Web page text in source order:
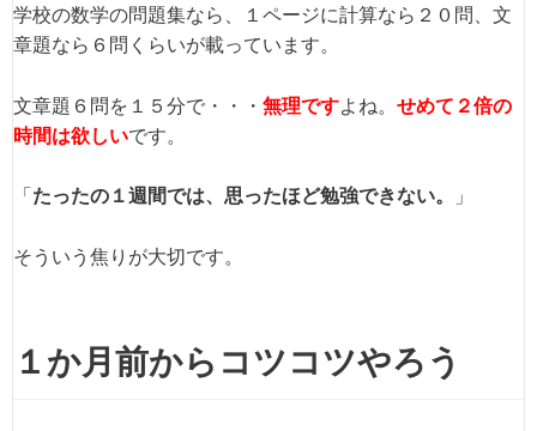
学校の数学の問題集なら、１ページに計算なら２０問、文
章題なら６問くらいが載っています。
文章題６問を１５分で・・・ 無理です よね。 せめて２倍の
時間は欲しいです。
「たったの１週間では、思ったほど勉強できない。 」
そういう焦りが大切です。
１か月前からコツコツやろう